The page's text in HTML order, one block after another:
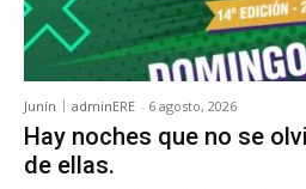
Junín adminERE - 6 agosto, 2026
Hay noches que no se
de ellas.